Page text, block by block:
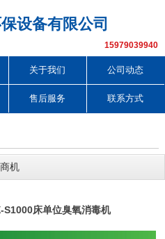
设备有限公司
15979039940
关于我们 公司动态
售后服务 联系方式
机
S1000床单位臭氧消毒机